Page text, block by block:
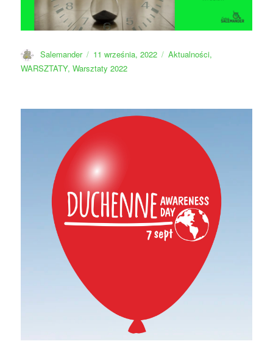
Autor
Salemander
Data
publikacji
11 września, 2022 Kategorie
Aktualności,
WARSZTATY,Warsztaty 2022